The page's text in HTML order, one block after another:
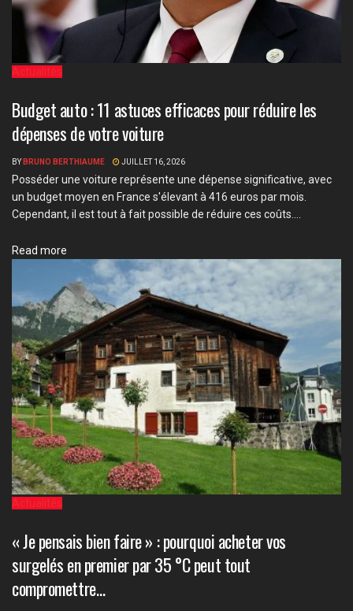
Actualités
Budget auto : 11 astuces efficaces pour réduire les
dépenses de votre voiture
BY BRUNO BERTHIAUME JUILLET 16, 2026
Posséder une voiture représente une dépense significative, avec
un budget moyen en France s'élevant à 416 euros par mois.
Cependant, il est tout à fait possible de réduire ces coûts....
Read more
Actualités
« Je pensais bien faire » : pourquoi acheter vos
surgelés en premier par 35 °C peut tout
compromettre…